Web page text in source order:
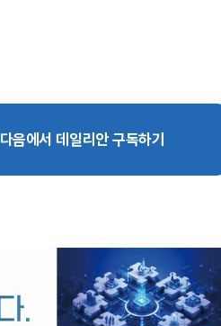
다음에서 데일리안 구독하기